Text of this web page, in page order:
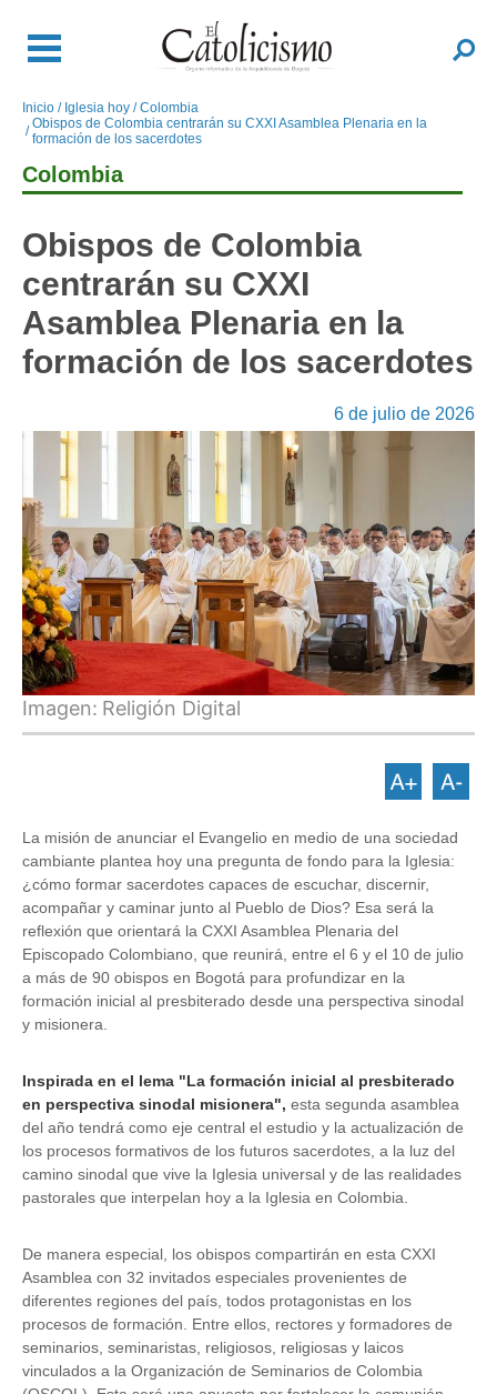
contenido
Buscar
Sobrescribir
enlaces
de
ayuda
la
navegación
Inicio Iglesia hoy
Colombia
Obispos de Colombia centrarán su CXXI Asamblea Plenaria en la
formación de los sacerdotes
Colombia
Obispos de Colombia
centrarán su CXXI
Asamblea Plenaria en la
formación de los sacerdotes
6 de julio de 2026
Imagen: Religión Digital
La misión de anunciar el Evangelio en medio de una sociedad
cambiante plantea hoy una pregunta de fondo para la Iglesia:
¿cómo formar sacerdotes capaces de escuchar, discernir,
acompañar y caminar junto al Pueblo de Dios? Esa será la
reflexión que orientará la CXXI Asamblea Plenaria del
Episcopado Colombiano, que reunirá, entre el 6 y el 10 de julio
a más de 90 obispos en Bogotá para profundizar en la
formación inicial al presbiterado desde una perspectiva sinodal
y misionera.
Inspirada en el lema "La formación inicial al presbiterado
en perspectiva sinodal misionera", esta segunda asamblea
del año tendrá como eje central el estudio y la actualización de
los procesos formativos de los futuros sacerdotes, a la luz del
camino sinodal que vive la Iglesia universal y de las realidades
pastorales que interpelan hoy a la Iglesia en Colombia.
De manera especial, los obispos compartirán en esta CXXI
Asamblea con 32 invitados especiales provenientes de
diferentes regiones del país, todos protagonistas en los
procesos de formación. Entre ellos, rectores y formadores de
seminarios, seminaristas, religiosos, religiosas y laicos
vinculados a la Organización de Seminarios de Colombia